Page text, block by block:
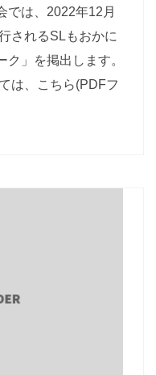
では、2022年12月
されるSLもおかに
ク」を掲出します。
は、こちら(PDFフ